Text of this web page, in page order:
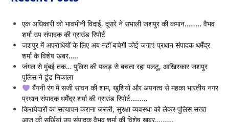
एक अधिकारी को भावभीनी विदाई, दूसरे ने संभाली जशपुर की कमान……… वैभव
शर्मा उप संपादक की ग्राउंड रिपोर्ट
जशपुर में अपराधियों के लिए अब नहीं बचेगी कोई जगह! प्रधान संपादक धर्मेंद्र
शर्मा के विशेष खबर…..
जंगल से मुंबई तक… पुलिस की पकड़ से बचता रहा पलटू, आखिरकार जशपुर
पुलिस ने ढूंढ निकाला
बैंगनी रंग में सजी सावन की शाम, खुशियों और अपनत्व से महका भारतीय नगर
प्रधान संपादक धर्मेंद्र शर्मा की ग्राउंड रिपोर्ट………
किरायेदारों का सत्यापन कराना जरूरी, सुरक्षा व्यवस्था को लेकर पुलिस सख्त
आज की सुर्खियां उप संपादक वैभव शर्मा की विशेष खबर……….